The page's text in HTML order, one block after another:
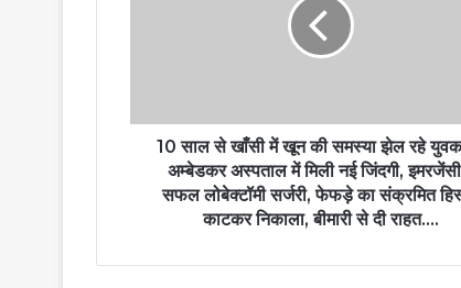
10 साल से खाँसी में खून की समस्या झेल रहे
अम्बेडकर अस्पताल में मिली नई जिंदगी,
सफल लोबेक्टॉमी सर्जरी, फेफड़े का संक्रमित
काटकर निकाला, बीमारी से दी राहत….